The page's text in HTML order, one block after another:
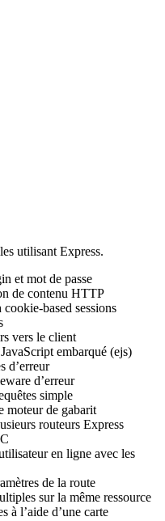
utilisant Express.
et mot de passe
de contenu HTTP
based sessions
vers le client
embarqué (ejs)
d’erreur
d’erreur
simple
moteur de gabarit
routeurs Express
en ligne avec les
de la route
sur la même ressource
à l’aide d’une carte